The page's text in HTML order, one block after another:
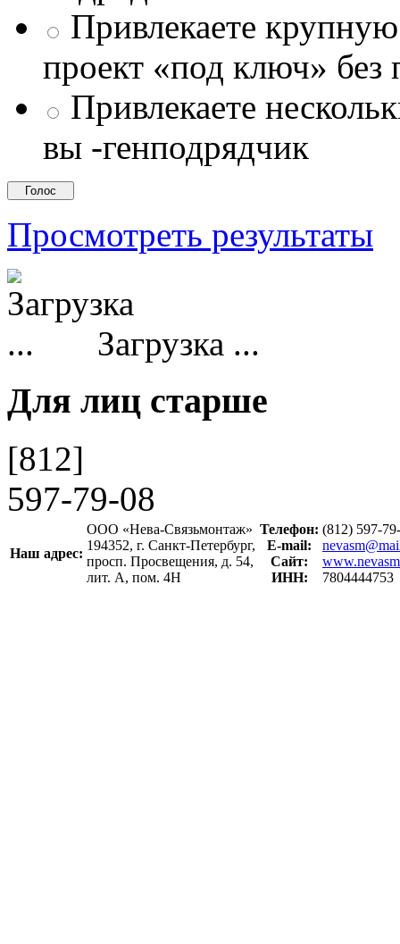
Привлекаете
проект «под ключ» без
Привлекаете
вы -генподрядчик
Просмотреть результаты
Загрузка ...
Для лиц старше
[812]
597-79-08
Наш адрес:
ООО «Нева-Связьмонтаж»
194352, г. Санкт-Петербург,
просп. Просвещения, д. 54,
лит. А, пом. 4Н
Телефон:
E-mail:
Сайт:
ИНН:
(812) 597-
7804444753